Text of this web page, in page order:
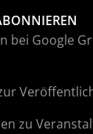
bei Google
zu